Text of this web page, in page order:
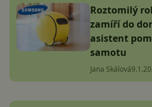
Roztomilý
zamíří do
asistent
samotu
Jana Skálová